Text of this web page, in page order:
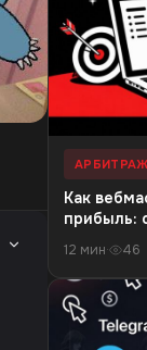
АРБИТРАЖ
Как
прибыль:
12 мин· 46